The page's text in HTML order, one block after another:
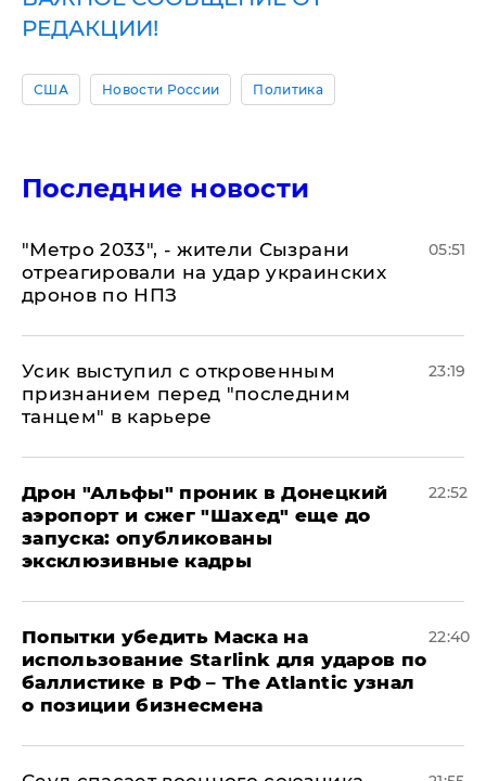
РЕДАКЦИИ!
США Новости России Политика
Последние новости
"Метро 2033", - жители Сызрани
отреагировали на удар украинских
дронов по НПЗ
05:51
Усик выступил с откровенным
признанием перед "последним
танцем" в карьере
23:19
Дрон "Альфы" проник в Донецкий
аэропорт и сжег "Шахед" еще до
запуска: опубликованы
эксклюзивные кадры
22:52
Попытки убедить Маска на
использование Starlink для ударов по
баллистике в РФ – The Atlantic узнал
о позиции бизнесмена
22:40